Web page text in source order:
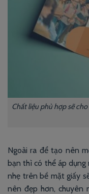
Chất liệu phù hợp sẽ
Ngoài ra để tạo nên
bạn thì có thể áp
nhẹ trên bề mặt giấy
nên đẹp hơn, chuyên